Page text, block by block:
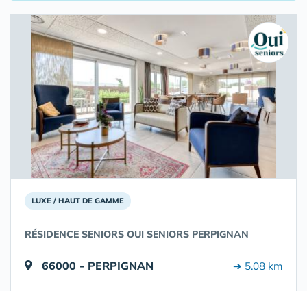
LUXE / HAUT DE GAMME
RÉSIDENCE SENIORS OUI SENIORS PERPIGNAN
66000 - PERPIGNAN ➔ 5.08 km